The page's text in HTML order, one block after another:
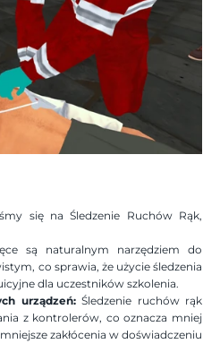
się na Śledzenie Ruchów Rąk,
są naturalnym narzędziem do
co sprawia, że użycie śledzenia
dla uczestników szkolenia.
urządzeń: Śledzenie ruchów rąk
z kontrolerów, co oznacza mniej
zakłócenia w doświadczeniu